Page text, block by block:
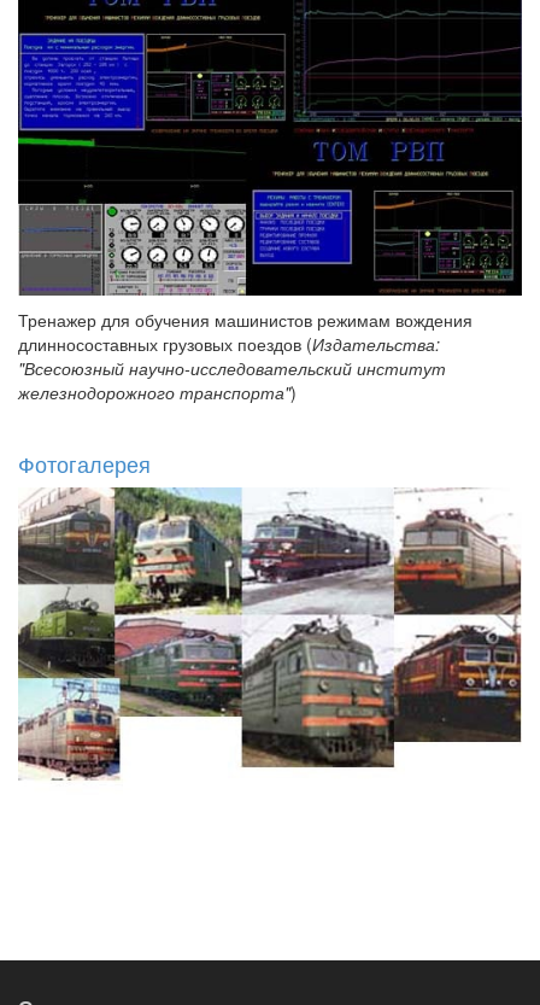
Тренажер для обучения машинистов режимам вождения
длинносоставных грузовых поездов (Издательства:
"Всесоюзный научно-исследовательский институт
железнодорожного транспорта")
Фотогалерея